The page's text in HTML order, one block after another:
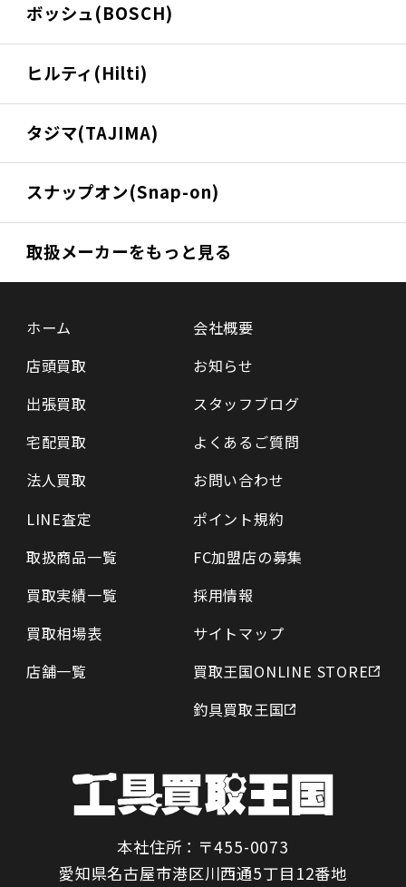
ボッシュ(BOSCH)
ヒルティ(Hilti)
タジマ(TAJIMA)
スナップオン(Snap-on)
取扱メーカーをもっと見る
ホーム
店頭買取
出張買取
宅配買取
法人買取
LINE査定
取扱商品一覧
買取実績一覧
買取相場表
店舗一覧
会社概要
お知らせ
スタッフブログ
よくあるご質問
お問い合わせ
ポイント規約
FC加盟店の募集
採用情報
サイトマップ
買取王国ONLINE STORE
釣具買取王国
本社住所：〒455-0073
愛知県名古屋市港区川西通5丁目12番地